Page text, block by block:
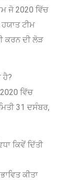
ਜੋ 2020 ਵਿੱਚ
ਟੀਮ
ਕਰਨ ਦੀ ਲੋੜ
ਹੈ?
ਵਿੱਚ
31 ਦਸੰਬਰ,
ਕਿਵੇਂ ਦਿੱਤੀ
ਕੀਤਾ